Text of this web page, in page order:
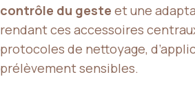
contrôle du geste et une
rendant ces accessoires
protocoles de nettoyage,
prélèvement sensibles.